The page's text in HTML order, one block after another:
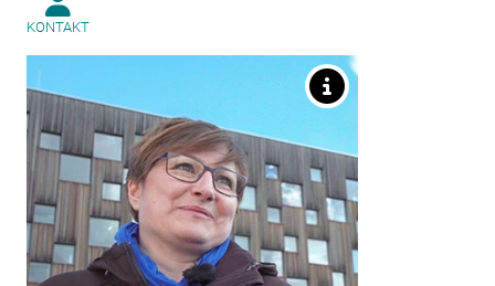
KONTAKT